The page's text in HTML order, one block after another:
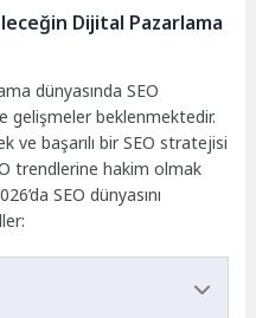
Dijital Pazarlama
dünyasında SEO
gelişmeler beklenmektedir.
ve başarılı bir SEO stratejisi
trendlerine hakim olmak
SEO dünyasını